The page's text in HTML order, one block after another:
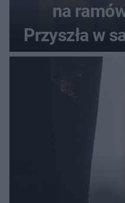
na
Przyszła w